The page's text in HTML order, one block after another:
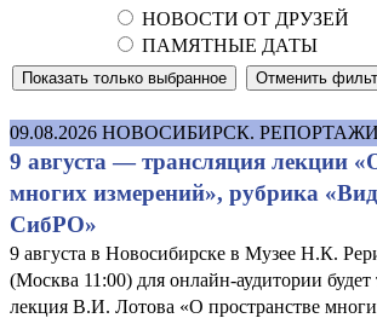
НОВОСТИ ОТ ДРУЗЕЙ
ПАМЯТНЫЕ ДАТЫ
09.08.2026 НОВОСИБИРСК.
9 августа — трансляция лекции
многих измерений», рубрика
СибРО»
9 августа в Новосибирске в Музее Н.К.
(Москва 11:00) для онлайн-аудитории будет
лекция В.И. Лотова «О пространстве